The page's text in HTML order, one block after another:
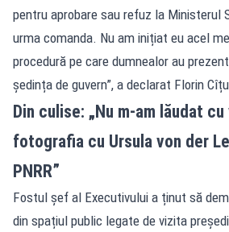
pentru aprobare sau refuz la Ministerul
urma comanda. Nu am inițiat eu acel
procedură pe care dumnealor au
ședința de guvern”, a declarat Florin
Din culise: „Nu m-am lăudat
fotografia cu Ursula von der
PNRR”
Fostul șef al Executivului a ținut să
din spațiul public legate de vizita